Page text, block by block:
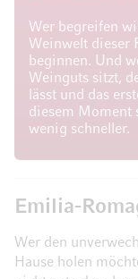
Wer begreifen
Weinwelt dieser
beginnen. Und
Weinguts sitzt,
lässt und das
diesem Moment
wenig schneller.
Emilia-
Wer den
Hause holen